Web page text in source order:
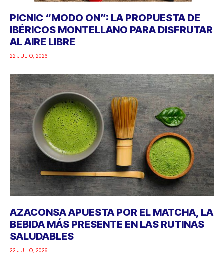
PICNIC “MODO ON”: LA PROPUESTA DE
IBÉRICOS MONTELLANO PARA DISFRUTAR
AL AIRE LIBRE
22 JULIO, 2026
AZACONSA APUESTA POR EL MATCHA, LA
BEBIDA MÁS PRESENTE EN LAS RUTINAS
SALUDABLES
22 JULIO, 2026